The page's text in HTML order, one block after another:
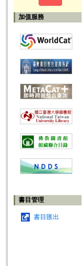
加值服務
書目管理
書目匯出